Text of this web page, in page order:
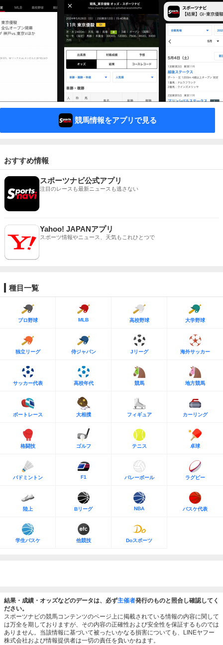
競馬情報をアプリで見る
おすすめ情報
スポーツナビ公式アプリ
注目のレースも最新ニュースも逃さない
Yahoo! JAPANアプリ
スポーツ情報やニュース、天気もこれひとつで
種目一覧
プロ野球 MLB 高校野球 大学野球
独立リーグ 侍ジャパン Jリーグ 海外サッカー
サッカー代表 高校年代 競馬 地方競馬
ボートレース 大相撲 フィギュア カーリング
格闘技 ゴルフ テニス 卓球
バドミントン F1 バレーボール ラグビー
陸上 Bリーグ NBA バスケ代表
学生バスケ 他競技 Doスポーツ
結果・成績・オッズなどのデータは、必ず主催者発行のものと照合し確認してく
ださい。
スポーツナビの競馬コンテンツのページ上に掲載されている情報の内容に関して
は万全を期しておりますが、その内容の正確性および安全性を保証するものでは
ありません。当該情報に基づいて被ったいかなる損害についても、LINEヤフー
株式会社および情報提供者は一切の責任を負いかねます。